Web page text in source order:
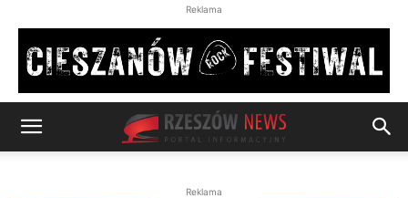
Reklama
Reklama